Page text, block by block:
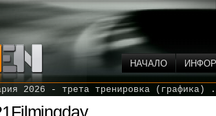
НАЧАЛО
2026 - трета тренировка